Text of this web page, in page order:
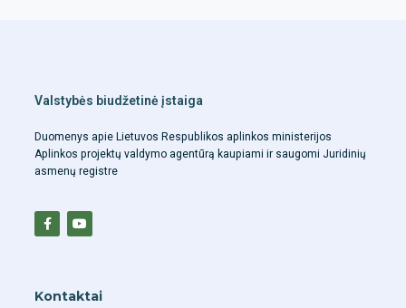
Valstybės biudžetinė įstaiga
Duomenys apie Lietuvos Respublikos aplinkos ministerijos
Aplinkos projektų valdymo agentūrą kaupiami ir saugomi Juridinių
asmenų registre
Kontaktai